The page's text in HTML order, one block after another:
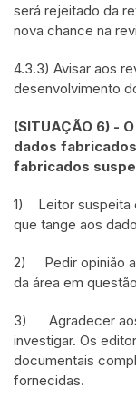
será rejeitado da
nova chance na
4.3.3) Avisar aos
desenvolvimento
(SITUAÇÃO 6) -
dados
fabricados
1) Leitor suspeita
que tange aos
2) Pedir opinião
da área em
3) Agradecer aos
investigar. Os
documentais
fornecidas.